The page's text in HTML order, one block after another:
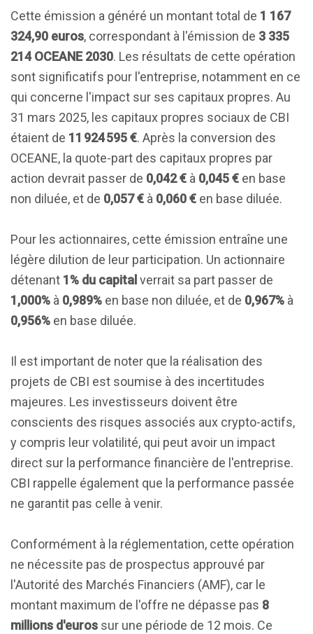
Cette émission a généré un montant total de 1 167
324,90 euros, correspondant à l'émission de 3 335
214 OCEANE 2030. Les résultats de cette opération
sont significatifs pour l'entreprise, notamment en ce
qui concerne l'impact sur ses capitaux propres. Au
31 mars 2025, les capitaux propres sociaux de CBI
étaient de 11 924 595 €. Après la conversion des
OCEANE, la quote-part des capitaux propres par
action devrait passer de 0,042 € à 0,045 € en base
non diluée, et de 0,057 € à 0,060 € en base diluée.
Pour les actionnaires, cette émission entraîne une
légère dilution de leur participation. Un actionnaire
détenant 1% du capital verrait sa part passer de
1,000% à 0,989% en base non diluée, et de 0,967% à
0,956% en base diluée.
Il est important de noter que la réalisation des
projets de CBI est soumise à des incertitudes
majeures. Les investisseurs doivent être
conscients des risques associés aux crypto-actifs,
y compris leur volatilité, qui peut avoir un impact
direct sur la performance financière de l'entreprise.
CBI rappelle également que la performance passée
ne garantit pas celle à venir.
Conformément à la réglementation, cette opération
ne nécessite pas de prospectus approuvé par
l'Autorité des Marchés Financiers (AMF), car le
montant maximum de l'offre ne dépasse pas 8
millions d'euros sur une période de 12 mois. Ce